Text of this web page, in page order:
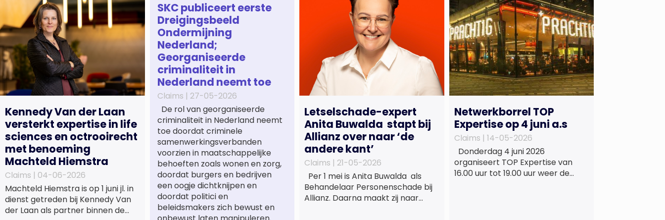
Kennedy Van der Laan
versterkt expertise in life
sciences en octrooirecht
met benoeming
Machteld Hiemstra
Claims | 04-06-2026
Machteld Hiemstra is op 1 juni jl. in
dienst getreden bij Kennedy Van
der Laan als partner binnen de
SKC publiceert eerste
Dreigingsbeeld
Ondermijning
Nederland;
Georganiseerde
criminaliteit in
Nederland neemt toe
Claims | 27-05-2026
De rol van georganiseerde
criminaliteit in Nederland neemt
toe doordat criminele
samenwerkingsverbanden
voorzien in maatschappelijke
behoeften zoals wonen en zorg,
doordat burgers en bedrijven
een oogje dichtknijpen en
doordat politici en
beleidsmakers zich bewust en
Letselschade-expert
Anita Buwalda stapt bij
Allianz over naar ‘de
andere kant’
Claims | 21-05-2026
Per 1 mei is Anita Buwalda als
Behandelaar Personenschade bij
Allianz. Daarna maakt zij naar
Netwerkborrel TOP
Expertise op 4 juni a.s
Claims | 14-05-2026
Donderdag 4 juni 2026
organiseert TOP Expertise van
16.00 uur tot 19.00 uur weer de